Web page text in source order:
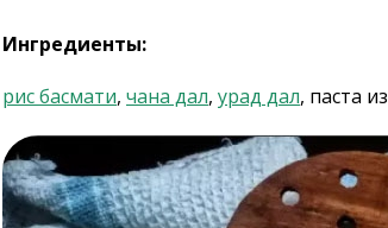
Ингредиенты:
рис басмати, чана дал, урад дал, паста из